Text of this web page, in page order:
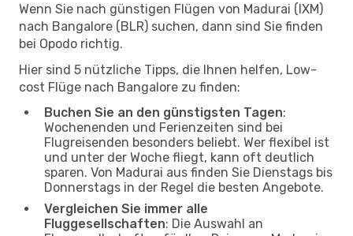
Wenn Sie nach günstigen Flügen von Madurai (IXM)
nach Bangalore (BLR) suchen, dann sind Sie finden
bei Opodo richtig.
Hier sind 5 nützliche Tipps, die Ihnen helfen, Low-
cost Flüge nach Bangalore zu finden:
Buchen Sie an den günstigsten Tagen:
Wochenenden und Ferienzeiten sind bei
Flugreisenden besonders beliebt. Wer flexibel ist
und unter der Woche fliegt, kann oft deutlich
sparen. Von Madurai aus finden Sie Dienstags bis
Donnerstags in der Regel die besten Angebote.
Vergleichen Sie immer alle
Fluggesellschaften: Die Auswahl an